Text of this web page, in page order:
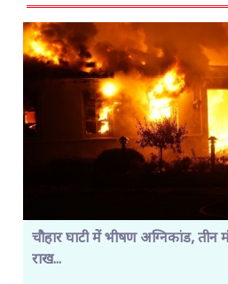
चौहार घाटी में भीषण अग्निकांड,
राख...